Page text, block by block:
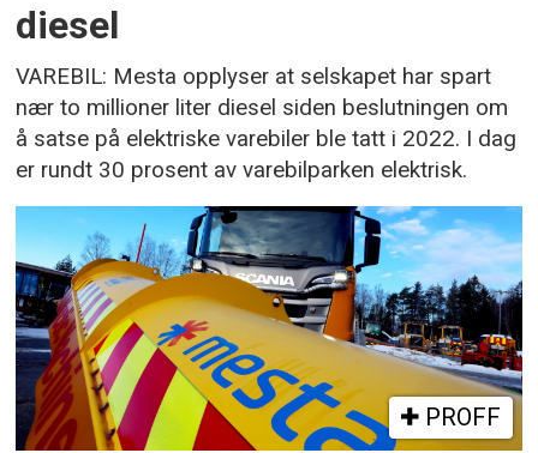
diesel
VAREBIL: Mesta opplyser at selskapet har spart
nær to millioner liter diesel siden beslutningen om
å satse på elektriske varebiler ble tatt i 2022. I dag
er rundt 30 prosent av varebilparken elektrisk.
PROFF